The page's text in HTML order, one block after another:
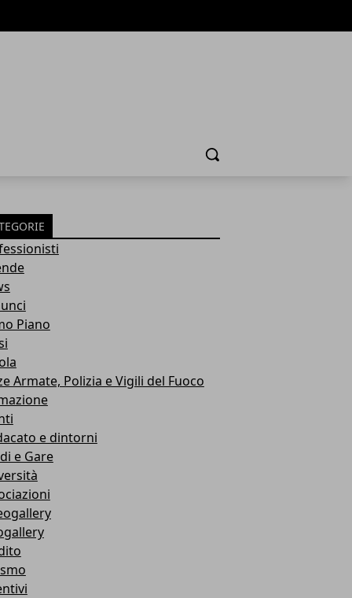
Cerca
Piano
Armate, Polizia e Vigili del Fuoco
e dintorni
e Gare